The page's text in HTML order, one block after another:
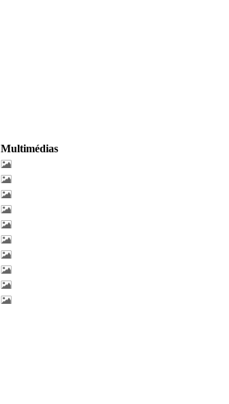
Multimédias